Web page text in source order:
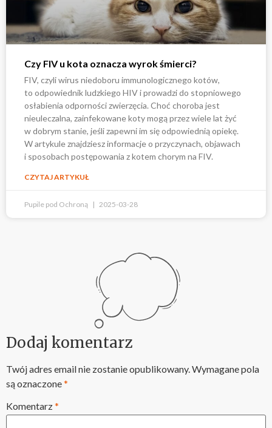
Czy FIV u kota oznacza wyrok śmierci?
FIV, czyli wirus niedoboru immunologicznego kotów,
to odpowiednik ludzkiego HIV i prowadzi do stopniowego
osłabienia odporności zwierzęcia. Choć choroba jest
nieuleczalna, zainfekowane koty mogą przez wiele lat żyć
w dobrym stanie, jeśli zapewni im się odpowiednią opiekę.
W artykule znajdziesz informacje o przyczynach, objawach
i sposobach postępowania z kotem chorym na FIV.
CZYTAJ ARTYKUŁ
Pupile pod Ochroną 2025-03-28
Dodaj komentarz
Twój adres email nie zostanie opublikowany. Wymagane pola
są oznaczone*
Komentarz*